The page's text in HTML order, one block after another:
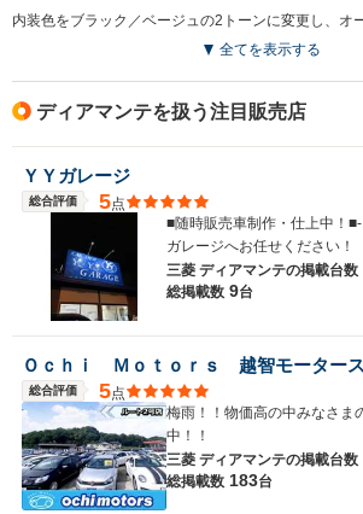
全てを表示する
ディアマンテを扱う注目販売店
ＹＹガレージ
総合評価 5点
■随時販売車制作・仕上中！
ガレージへお任せください！
三菱 ディアマンテの掲載台数
総掲載数 9台
Ｏｃｈｉ Ｍｏｔｏｒｓ 越智モーター
総合評価 5点
梅雨！！物価高の中みなさま
中！！
三菱 ディアマンテの掲載台数
総掲載数 183台